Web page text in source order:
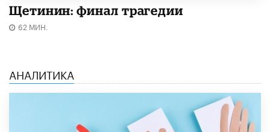
Щетинин: финал трагедии
62 МИН.
АНАЛИТИКА